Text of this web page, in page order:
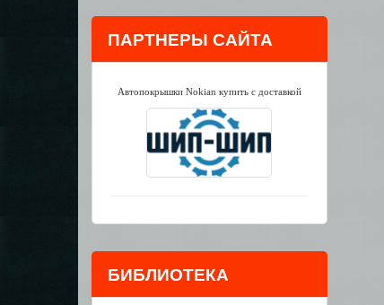
ПАРТНЕРЫ САЙТА
Автопокрышки Nokian купить с доставкой
БИБЛИОТЕКА